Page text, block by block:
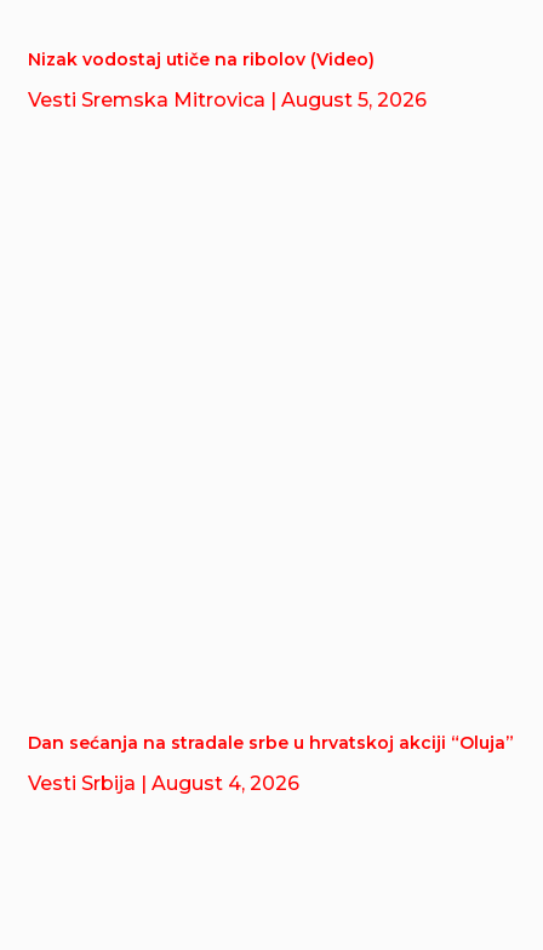
Nizak vodostaj utiče na ribolov (Video)
Vesti Sremska Mitrovica | August 5, 2026
Dan sećanja na stradale srbe u hrvatskoj akciji “Oluja”
Vesti Srbija | August 4, 2026